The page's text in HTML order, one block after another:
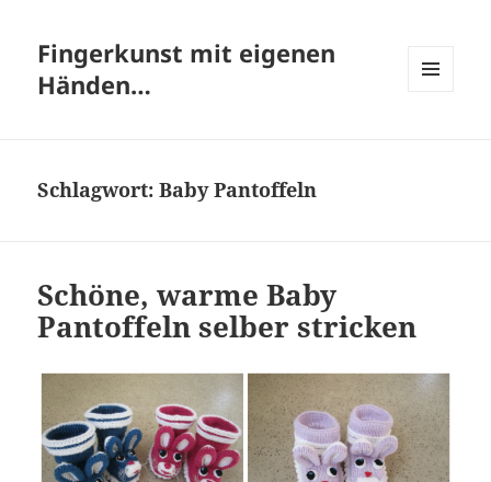
Fingerkunst mit eigenen
Händen…
Schlagwort:Baby Pantoffeln
Schöne, warme Baby
Pantoffeln selber stricken